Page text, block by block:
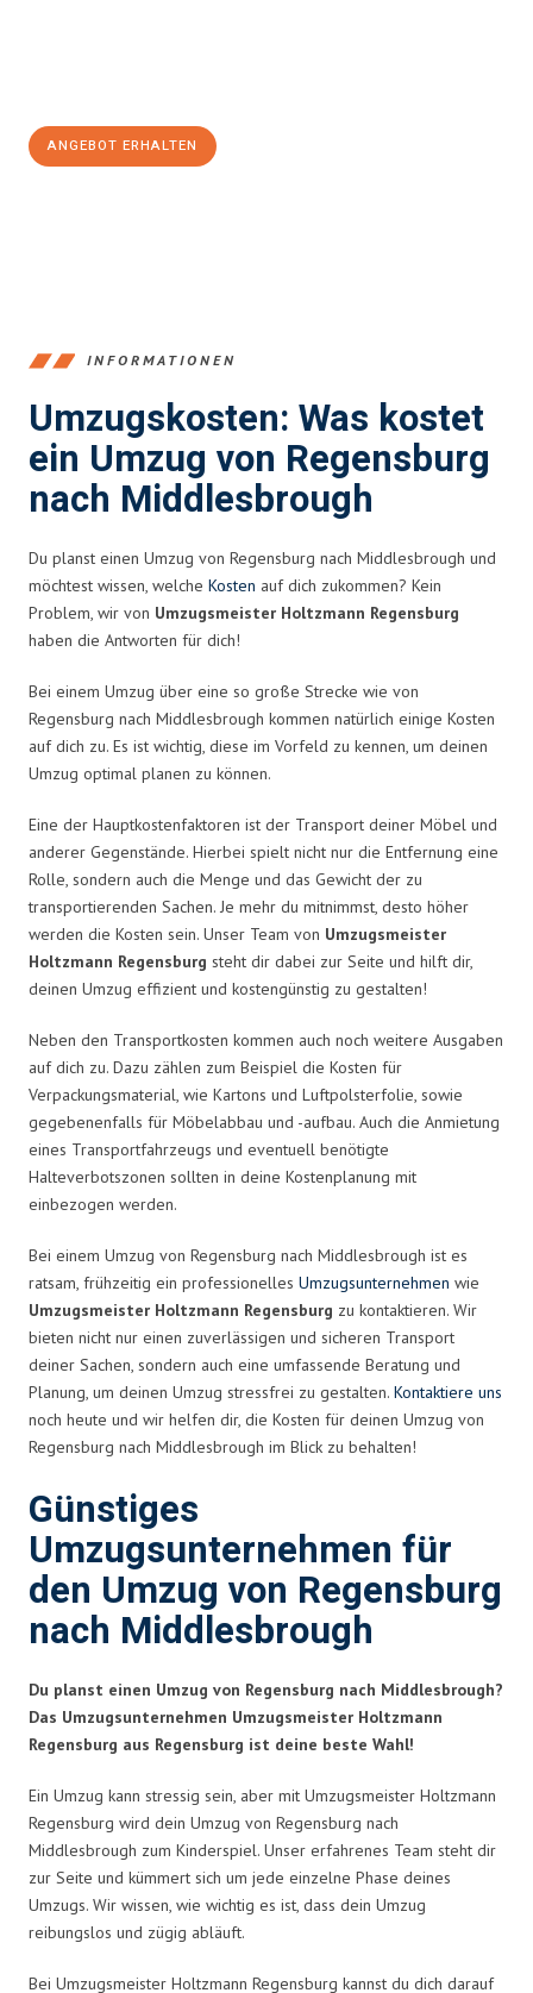
ANGEBOT ERHALTEN
INFORMATIONEN
Umzugskosten: Was kostet
ein Umzug von Regensburg
nach Middlesbrough
Du planst einen Umzug von Regensburg nach Middlesbrough und
möchtest wissen, welche Kosten auf dich zukommen? Kein
Problem, wir von Umzugsmeister Holtzmann Regensburg
haben die Antworten für dich!
Bei einem Umzug über eine so große Strecke wie von
Regensburg nach Middlesbrough kommen natürlich einige Kosten
auf dich zu. Es ist wichtig, diese im Vorfeld zu kennen, um deinen
Umzug optimal planen zu können.
Eine der Hauptkostenfaktoren ist der Transport deiner Möbel und
anderer Gegenstände. Hierbei spielt nicht nur die Entfernung eine
Rolle, sondern auch die Menge und das Gewicht der zu
transportierenden Sachen. Je mehr du mitnimmst, desto höher
werden die Kosten sein. Unser Team von Umzugsmeister
Holtzmann Regensburg steht dir dabei zur Seite und hilft dir,
deinen Umzug effizient und kostengünstig zu gestalten!
Neben den Transportkosten kommen auch noch weitere Ausgaben
auf dich zu. Dazu zählen zum Beispiel die Kosten für
Verpackungsmaterial, wie Kartons und Luftpolsterfolie, sowie
gegebenenfalls für Möbelabbau und -aufbau. Auch die Anmietung
eines Transportfahrzeugs und eventuell benötigte
Halteverbotszonen sollten in deine Kostenplanung mit
einbezogen werden.
Bei einem Umzug von Regensburg nach Middlesbrough ist es
ratsam, frühzeitig ein professionelles Umzugsunternehmen wie
Umzugsmeister Holtzmann Regensburg zu kontaktieren. Wir
bieten nicht nur einen zuverlässigen und sicheren Transport
deiner Sachen, sondern auch eine umfassende Beratung und
Planung, um deinen Umzug stressfrei zu gestalten. Kontaktiere uns
noch heute und wir helfen dir, die Kosten für deinen Umzug von
Regensburg nach Middlesbrough im Blick zu behalten!
Günstiges
Umzugsunternehmen für
den Umzug von Regensburg
nach Middlesbrough
Du planst einen Umzug von Regensburg nach Middlesbrough?
Das Umzugsunternehmen Umzugsmeister Holtzmann
Regensburg aus Regensburg ist deine beste Wahl!
Ein Umzug kann stressig sein, aber mit Umzugsmeister Holtzmann
Regensburg wird dein Umzug von Regensburg nach
Middlesbrough zum Kinderspiel. Unser erfahrenes Team steht dir
zur Seite und kümmert sich um jede einzelne Phase deines
Umzugs. Wir wissen, wie wichtig es ist, dass dein Umzug
reibungslos und zügig abläuft.
Bei Umzugsmeister Holtzmann Regensburg kannst du dich darauf